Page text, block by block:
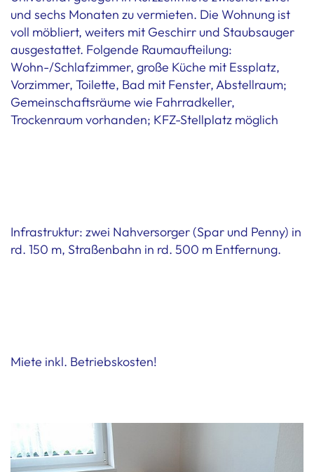
und sechs Monaten zu vermieten. Die Wohnung ist
voll möbliert, weiters mit Geschirr und Staubsauger
ausgestattet. Folgende Raumaufteilung:
Wohn-/Schlafzimmer, große Küche mit Essplatz,
Vorzimmer, Toilette, Bad mit Fenster, Abstellraum;
Gemeinschaftsräume wie Fahrradkeller,
Trockenraum vorhanden; KFZ-Stellplatz möglich
Infrastruktur: zwei Nahversorger (Spar und Penny) in
rd. 150 m, Straßenbahn in rd. 500 m Entfernung.
Miete inkl. Betriebskosten!